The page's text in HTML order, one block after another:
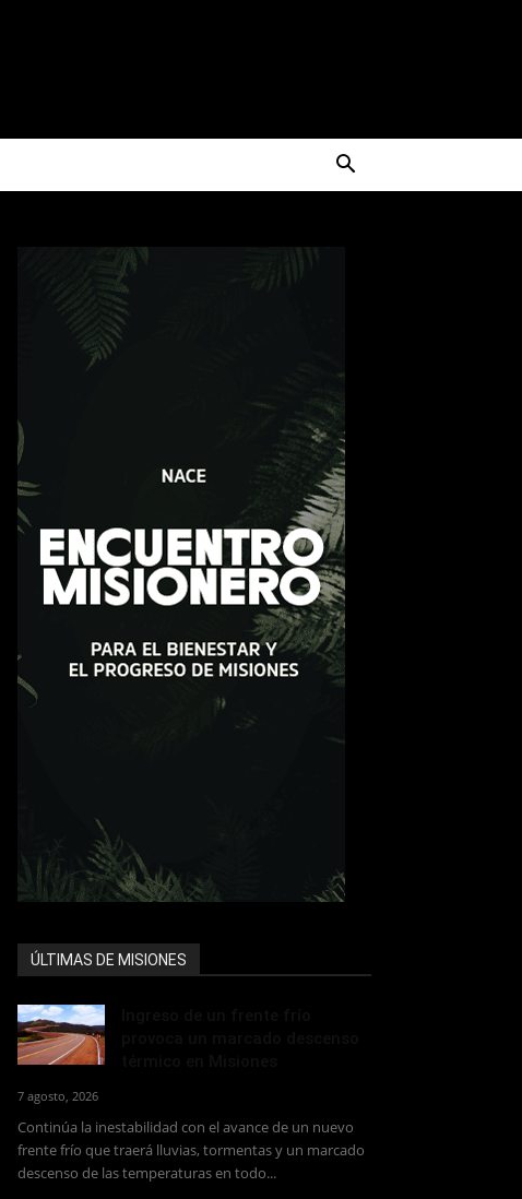
ÚLTIMAS DE MISIONES
7 agosto, 2026
Continúa la inestabilidad con el avance de un nuevo
frente frío que traerá lluvias, tormentas y un marcado
descenso de las temperaturas en todo...